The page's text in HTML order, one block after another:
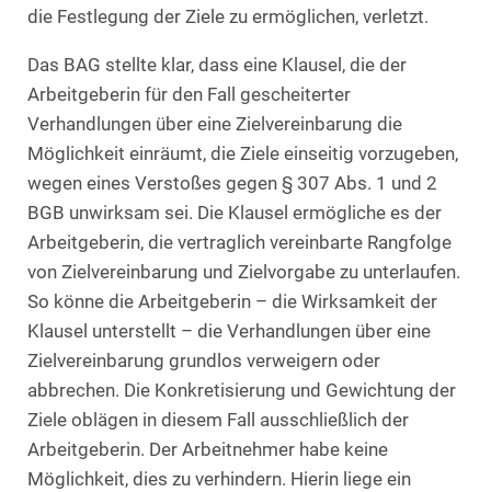
die Festlegung der Ziele zu ermöglichen, verletzt.
Das BAG stellte klar, dass eine Klausel, die der
Arbeitgeberin für den Fall gescheiterter
Verhandlungen über eine Zielvereinbarung die
Möglichkeit einräumt, die Ziele einseitig vorzugeben,
wegen eines Verstoßes gegen § 307 Abs. 1 und 2
BGB unwirksam sei. Die Klausel ermögliche es der
Arbeitgeberin, die vertraglich vereinbarte Rangfolge
von Zielvereinbarung und Zielvorgabe zu unterlaufen.
So könne die Arbeitgeberin – die Wirksamkeit der
Klausel unterstellt – die Verhandlungen über eine
Zielvereinbarung grundlos verweigern oder
abbrechen. Die Konkretisierung und Gewichtung der
Ziele oblägen in diesem Fall ausschließlich der
Arbeitgeberin. Der Arbeitnehmer habe keine
Möglichkeit, dies zu verhindern. Hierin liege ein